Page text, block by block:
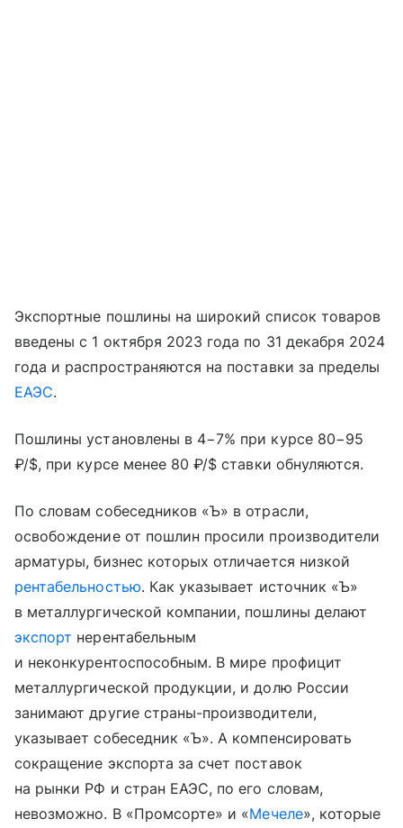
Экспортные пошлины на широкий список товаров
введены с 1 октября 2023 года по 31 декабря 2024
года и распространяются на поставки за пределы
ЕАЭС.
Пошлины установлены в 4−7% при курсе 80−95
₽/$, при курсе менее 80 ₽/$ ставки обнуляются.
По словам собеседников «Ъ» в отрасли,
освобождение от пошлин просили производители
арматуры, бизнес которых отличается низкой
рентабельностью. Как указывает источник «Ъ»
в металлургической компании, пошлины делают
экспорт нерентабельным
и неконкурентоспособным. В мире профицит
металлургической продукции, и долю России
занимают другие страны-производители,
указывает собеседник «Ъ». А компенсировать
сокращение экспорта за счет поставок
на рынки РФ и стран ЕАЭС, по его словам,
невозможно. В «Промсорте» и «Мечеле», которые